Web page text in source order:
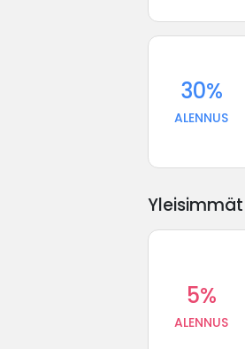
30%
ALENNUS
5%
ALENNUS